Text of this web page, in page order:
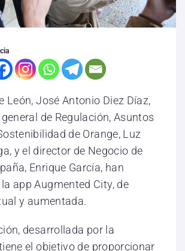
León, José Antonio Diez Díaz,
de Regulación, Asuntos
de Orange, Luz
y el director de Negocio de
Enrique García, han
app Augmented City, de
y aumentada.
desarrollada por la
el objetivo de proporcionar